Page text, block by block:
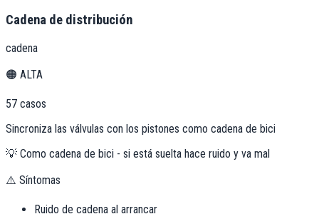
Cadena de distribución
cadena
🟠 ALTA
57 casos
Sincroniza las válvulas con los pistones como cadena de bici
💡 Como cadena de bici - si está suelta hace ruido y va mal
⚠️ Síntomas
Ruido de cadena al arrancar